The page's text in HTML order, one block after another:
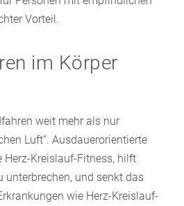
Vorteil.
im Körper
weit mehr als nur
Luft“. Ausdauerorientierte
Herz-Kreislauf-Fitness, hilft
unterbrechen, und senkt das
wie Herz-Kreislauf-